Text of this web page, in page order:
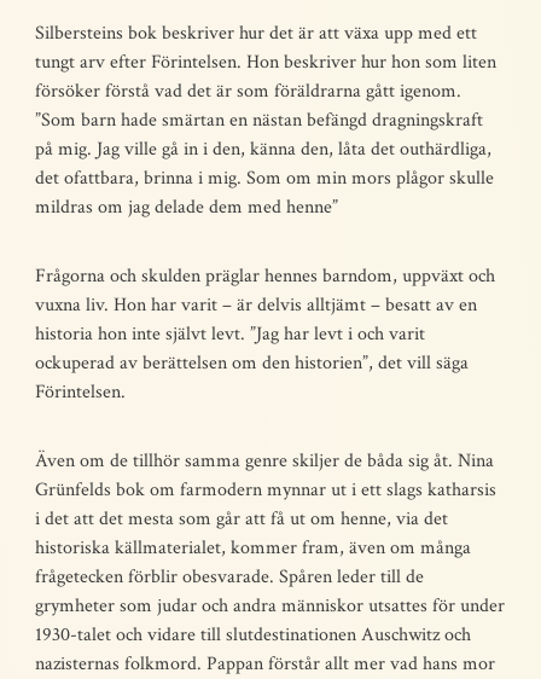
Silbersteins bok beskriver hur det är att växa upp med ett
tungt arv efter Förintelsen. Hon beskriver hur hon som liten
försöker förstå vad det är som föräldrarna gått igenom.
”Som barn hade smärtan en nästan befängd dragningskraft
på mig. Jag ville gå in i den, känna den, låta det outhärdliga,
det ofattbara, brinna i mig. Som om min mors plågor skulle
mildras om jag delade dem med henne”
Frågorna och skulden präglar hennes barndom, uppväxt och
vuxna liv. Hon har varit – är delvis alltjämt – besatt av en
historia hon inte självt levt. ”Jag har levt i och varit
ockuperad av berättelsen om den historien”, det vill säga
Förintelsen.
Även om de tillhör samma genre skiljer de båda sig åt. Nina
Grünfelds bok om farmodern mynnar ut i ett slags katharsis
i det att det mesta som går att få ut om henne, via det
historiska källmaterialet, kommer fram, även om många
frågetecken förblir obesvarade. Spåren leder till de
grymheter som judar och andra människor utsattes för under
1930-talet och vidare till slutdestinationen Auschwitz och
nazisternas folkmord. Pappan förstår allt mer vad hans mor